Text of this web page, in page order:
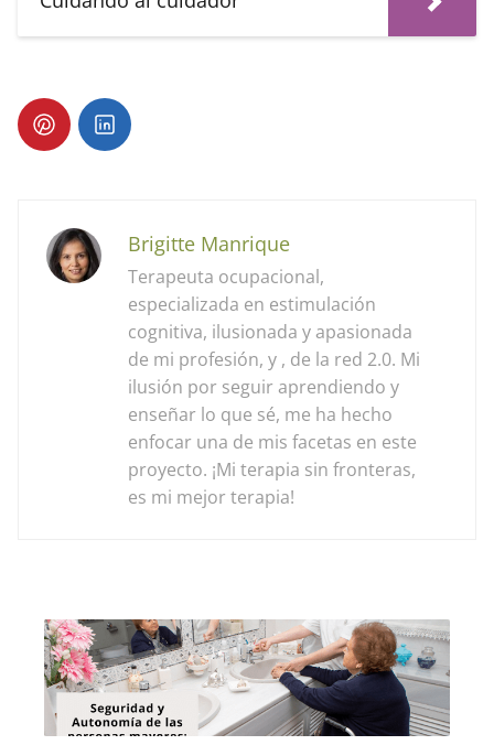
Brigitte Manrique
Terapeuta ocupacional,
especializada en estimulación
cognitiva, ilusionada y apasionada
de mi profesión, y , de la red 2.0. Mi
ilusión por seguir aprendiendo y
enseñar lo que sé, me ha hecho
enfocar una de mis facetas en este
proyecto. ¡Mi terapia sin fronteras,
es mi mejor terapia!